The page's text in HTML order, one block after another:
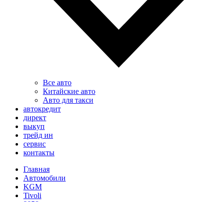
Все авто
Китайские авто
Авто для такси
автокредит
директ
выкуп
трейд ин
сервис
контакты
Главная
Автомобили
KGM
Tivoli